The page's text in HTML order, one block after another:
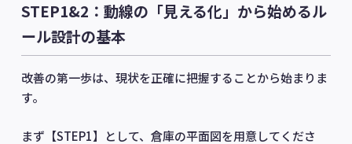
STEP1&2：動線の「見える化」から始めるル
ール設計の基本
改善の第一歩は、現状を正確に把握することから始まりま
す。
まず【STEP1】として、倉庫の平面図を用意してくださ